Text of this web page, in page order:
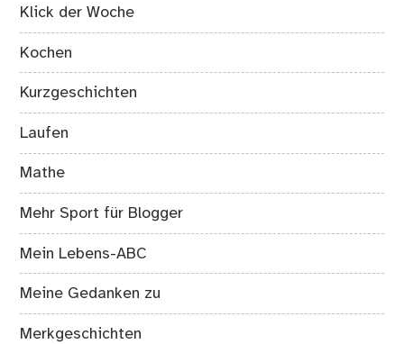
Klick der Woche
Kochen
Kurzgeschichten
Laufen
Mathe
Mehr Sport für Blogger
Mein Lebens-ABC
Meine Gedanken zu
Merkgeschichten